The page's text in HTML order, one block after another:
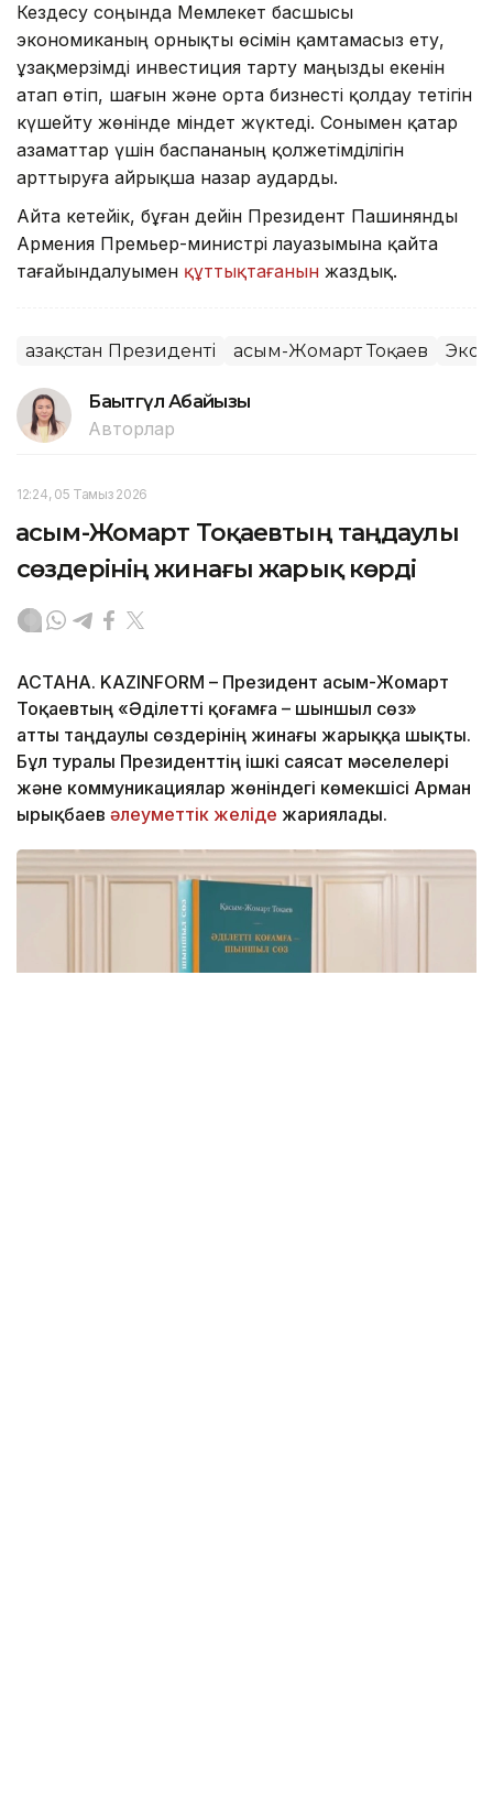
Кездесу соңында Мемлекет басшысы
экономиканың орнықты өсімін қамтамасыз ету,
ұзақмерзімді инвестиция тарту маңызды екенін
атап өтіп, шағын және орта бизнесті қолдау тетігін
күшейту жөнінде міндет жүктеді. Сонымен қатар
азаматтар үшін баспананың қолжетімділігін
арттыруға айрықша назар аударды.
Айта кетейік, бұған дейін Президент Пашинянды
Армения Премьер-министрі лауазымына қайта
тағайындалуымен құттықтағанын жаздық.
Қазақстан Президенті Қасым-Жомарт Тоқаев
Бақытгүл Абайқызы
Авторлар
12:24, 05 Тамыз 2026
Қасым-Жомарт Тоқаевтың таңдаулы
сөздерінің жинағы жарық көрді
АСТАНА. KAZINFORM – Президент Қасым-Жомарт
Тоқаевтың «Әділетті қоғамға – шыншыл сөз»
атты таңдаулы сөздерінің жинағы жарыққа шықты.
Бұл туралы Президенттің ішкі саясат мәселелері
және коммуникациялар жөніндегі көмекшісі Арман
Қырықбаев әлеуметтік желіде жариялады.